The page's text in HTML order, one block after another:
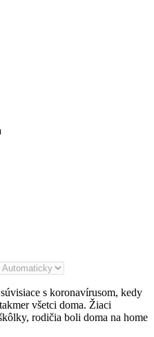
s koronavírusom, kedy
všetci doma. Žiaci
rodičia boli doma na home